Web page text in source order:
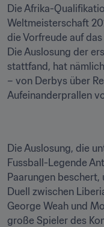
Die Afrika-
Weltmeisterschaft
die Vorfreude auf
Die Auslosung der
stattfand, hat
– von Derbys über
Aufeinanderprallen
Die Auslosung, die
Fussball-Legende
Paarungen
Duell zwischen
George Weah und
große Spieler des